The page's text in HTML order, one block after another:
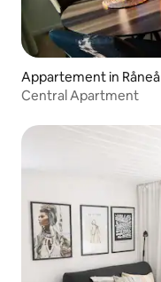
Appartement in Råneå
Central Apartment